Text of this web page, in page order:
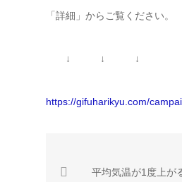
「詳細」からご覧ください。
↓ ↓ ↓
https://gifuharikyu.com/
平均気温が1度上が